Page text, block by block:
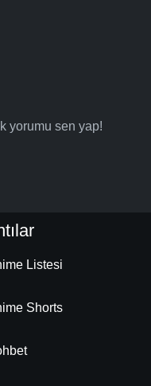
yorumu sen yap!
Listesi
Shorts